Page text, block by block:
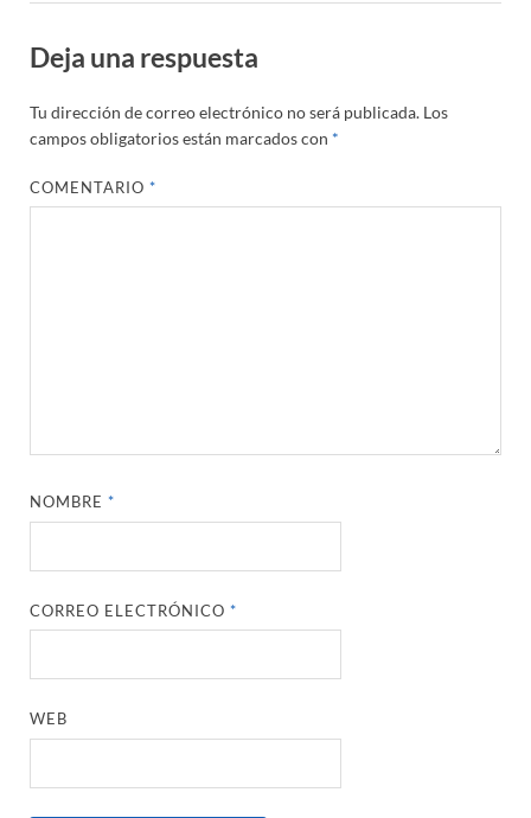
Deja una respuesta
Tu dirección de correo electrónico no será publicada. Los
campos obligatorios están marcados con *
COMENTARIO*
NOMBRE*
CORREO ELECTRÓNICO*
WEB